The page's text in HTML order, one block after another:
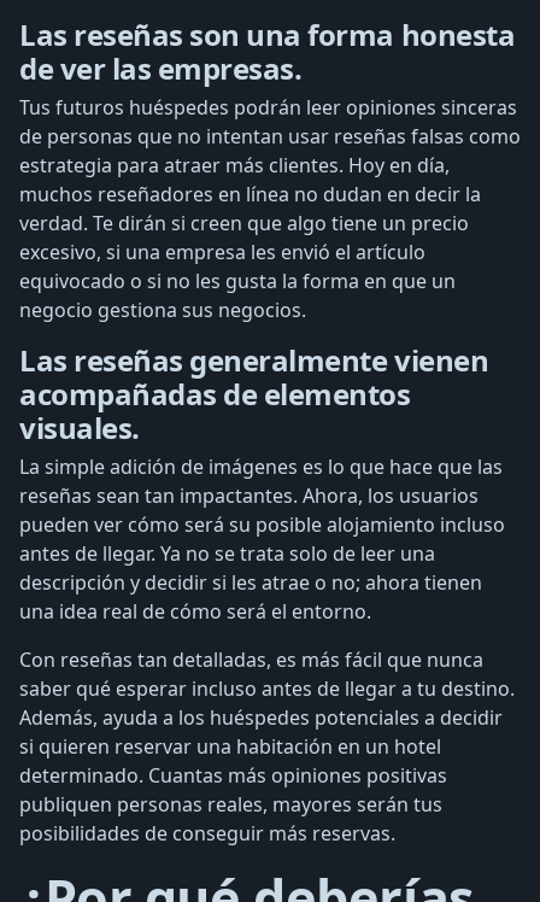
Las reseñas son una forma honesta
de ver las empresas.
Tus futuros huéspedes podrán leer opiniones sinceras
de personas que no intentan usar reseñas falsas como
estrategia para atraer más clientes. Hoy en día,
muchos reseñadores en línea no dudan en decir la
verdad. Te dirán si creen que algo tiene un precio
excesivo, si una empresa les envió el artículo
equivocado o si no les gusta la forma en que un
negocio gestiona sus negocios.
Las reseñas generalmente vienen
acompañadas de elementos
visuales.
La simple adición de imágenes es lo que hace que las
reseñas sean tan impactantes. Ahora, los usuarios
pueden ver cómo será su posible alojamiento incluso
antes de llegar. Ya no se trata solo de leer una
descripción y decidir si les atrae o no; ahora tienen
una idea real de cómo será el entorno.
Con reseñas tan detalladas, es más fácil que nunca
saber qué esperar incluso antes de llegar a tu destino.
Además, ayuda a los huéspedes potenciales a decidir
si quieren reservar una habitación en un hotel
determinado. Cuantas más opiniones positivas
publiquen personas reales, mayores serán tus
posibilidades de conseguir más reservas.